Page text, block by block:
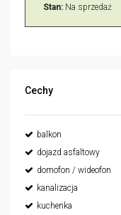
Stan: Na sprzedaż
Cechy
balkon
dojazd asfaltowy
domofon / wideofon
kanalizacja
kuchenka